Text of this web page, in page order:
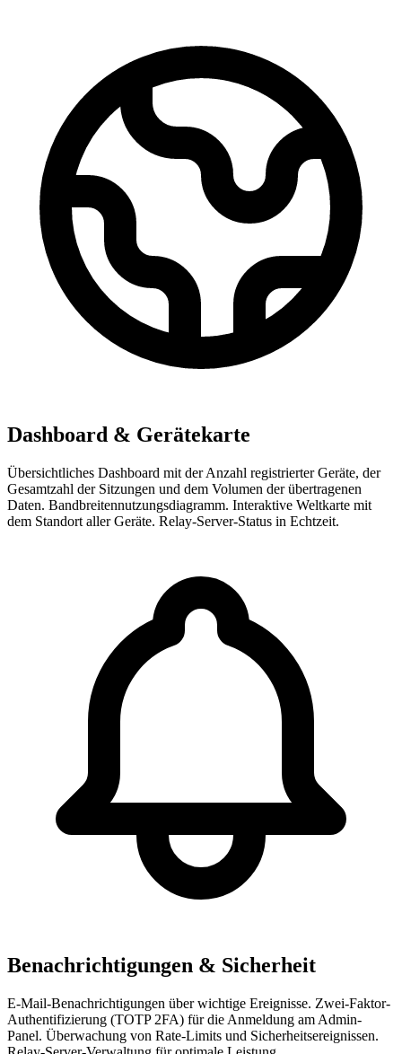
Dashboard & Gerätekarte
Übersichtliches Dashboard mit der Anzahl registrierter Geräte, der
Gesamtzahl der Sitzungen und dem Volumen der übertragenen
Daten. Bandbreitennutzungsdiagramm. Interaktive Weltkarte mit
dem Standort aller Geräte. Relay-Server-Status in Echtzeit.
Benachrichtigungen & Sicherheit
E-Mail-Benachrichtigungen über wichtige Ereignisse. Zwei-Faktor-
Authentifizierung (TOTP 2FA) für die Anmeldung am Admin-
Panel. Überwachung von Rate-Limits und Sicherheitsereignissen.